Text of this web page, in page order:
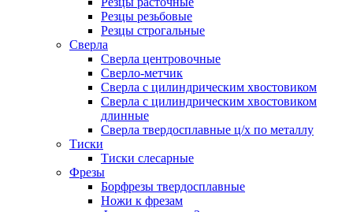
Резцы резьбовые
Резцы строгальные
Сверла
Сверла центровочные
Сверло-метчик
Сверла с цилиндрическим хвостовиком
Сверла с цилиндрическим хвостовиком
длинные
Сверла твердосплавные ц/х по металлу
Тиски
Тиски слесарные
Фрезы
Борфрезы твердосплавные
Ножи к фрезам